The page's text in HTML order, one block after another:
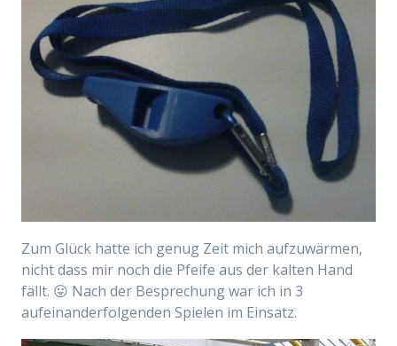
Zum Glück hatte ich genug Zeit mich aufzuwärmen,
nicht dass mir noch die Pfeife aus der kalten Hand
fällt. 😛 Nach der Besprechung war ich in 3
aufeinanderfolgenden Spielen im Einsatz.